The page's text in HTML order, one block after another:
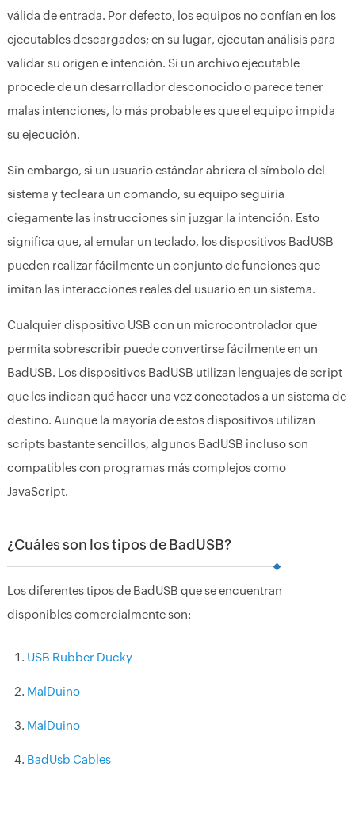
válida de entrada. Por defecto, los equipos no confían en los
ejecutables descargados; en su lugar, ejecutan análisis para
validar su origen e intención. Si un archivo ejecutable
procede de un desarrollador desconocido o parece tener
malas intenciones, lo más probable es que el equipo impida
su ejecución.
Sin embargo, si un usuario estándar abriera el símbolo del
sistema y tecleara un comando, su equipo seguiría
ciegamente las instrucciones sin juzgar la intención. Esto
significa que, al emular un teclado, los dispositivos BadUSB
pueden realizar fácilmente un conjunto de funciones que
imitan las interacciones reales del usuario en un sistema.
Cualquier dispositivo USB con un microcontrolador que
permita sobrescribir puede convertirse fácilmente en un
BadUSB. Los dispositivos BadUSB utilizan lenguajes de script
que les indican qué hacer una vez conectados a un sistema de
destino. Aunque la mayoría de estos dispositivos utilizan
scripts bastante sencillos, algunos BadUSB incluso son
compatibles con programas más complejos como
JavaScript.
¿Cuáles son los tipos de BadUSB?
Los diferentes tipos de BadUSB que se encuentran
disponibles comercialmente son:
USB Rubber Ducky
MalDuino
MalDuino
BadUsb Cables